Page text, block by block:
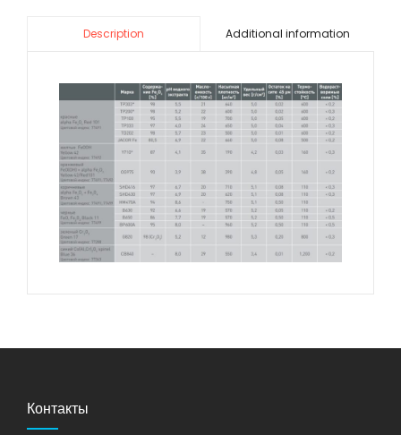
Description Additional information
Контакты